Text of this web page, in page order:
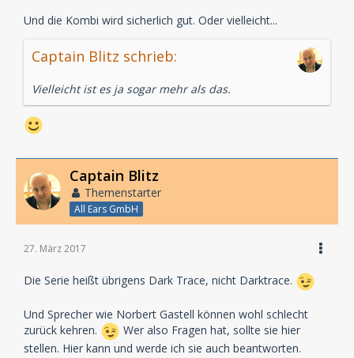
Und die Kombi wird sicherlich gut. Oder vielleicht...
Captain Blitz schrieb:
Vielleicht ist es ja sogar mehr als das.
Captain Blitz
Themenstarter
All Ears GmbH
27. März 2017
Die Serie heißt übrigens Dark Trace, nicht Darktrace.
Und Sprecher wie Norbert Gastell können wohl schlecht
zurück kehren.
Wer also Fragen hat, sollte sie hier
stellen. Hier kann und werde ich sie auch beantworten.